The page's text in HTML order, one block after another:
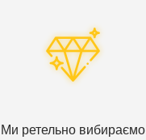
Ми ретельно вибираємо